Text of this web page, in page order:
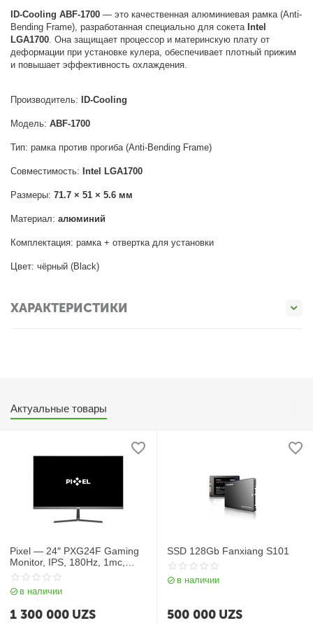
ID-Cooling ABF-1700 — это качественная алюминиевая рамка (Anti-
Bending Frame), разработанная специально для сокета Intel
LGA1700. Она защищает процессор и материнскую плату от
деформации при установке кулера, обеспечивает плотный прижим
и повышает эффективность охлаждения.
Производитель: ID-Cooling
Модель:ABF-1700
Тип: рамка против прогиба (Anti-Bending Frame)
Совместимость: Intel LGA1700
Размеры:71.7 × 51 × 5.6 мм
Материал:алюминий
Комплектация: рамка + отвертка для установки
Цвет: чёрный (Black)
ХАРАКТЕРИСТИКИ
Актуальные товары
Pixel — 24″ PXG24F Gaming
Monitor, IPS, 180Hz, 1mc,
FHD (1920*1080), HDMI,
Display port (без рамки)
в наличии
1 300 000 UZS
SSD 128Gb Fanxiang S101
в наличии
500 000 UZS